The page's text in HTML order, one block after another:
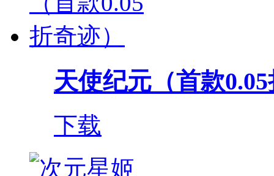
天使纪元（首款
下载